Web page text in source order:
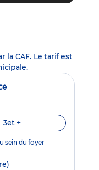
la CAF. Le tarif est
3et +
sein du foyer